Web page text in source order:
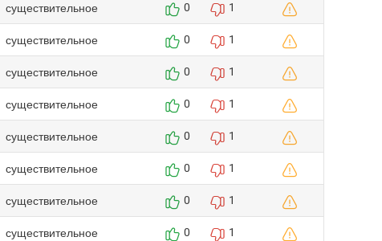
существительное 0 1
существительное 0 1
существительное 0 1
существительное 0 1
существительное 0 1
существительное 0 1
существительное 0 1
существительное 0 1